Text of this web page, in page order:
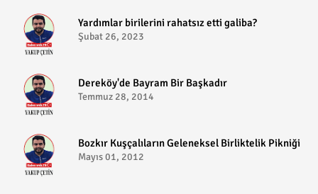
​Yardımlar birilerini rahatsız etti galiba?
Şubat 26, 2023
Dereköy'de Bayram Bir Başkadır
Temmuz 28, 2014
Bozkır Kuşçalıların Geleneksel Birliktelik Pikniği
Mayıs 01, 2012